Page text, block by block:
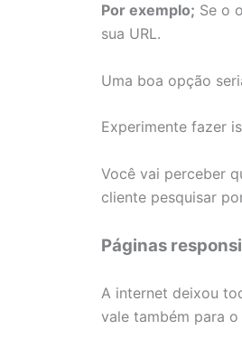
Por exemplo; Se o
sua URL.
Uma boa opção
Experimente fazer
Você vai perceber
cliente pesquisar
Páginas
A internet deixou
vale também para